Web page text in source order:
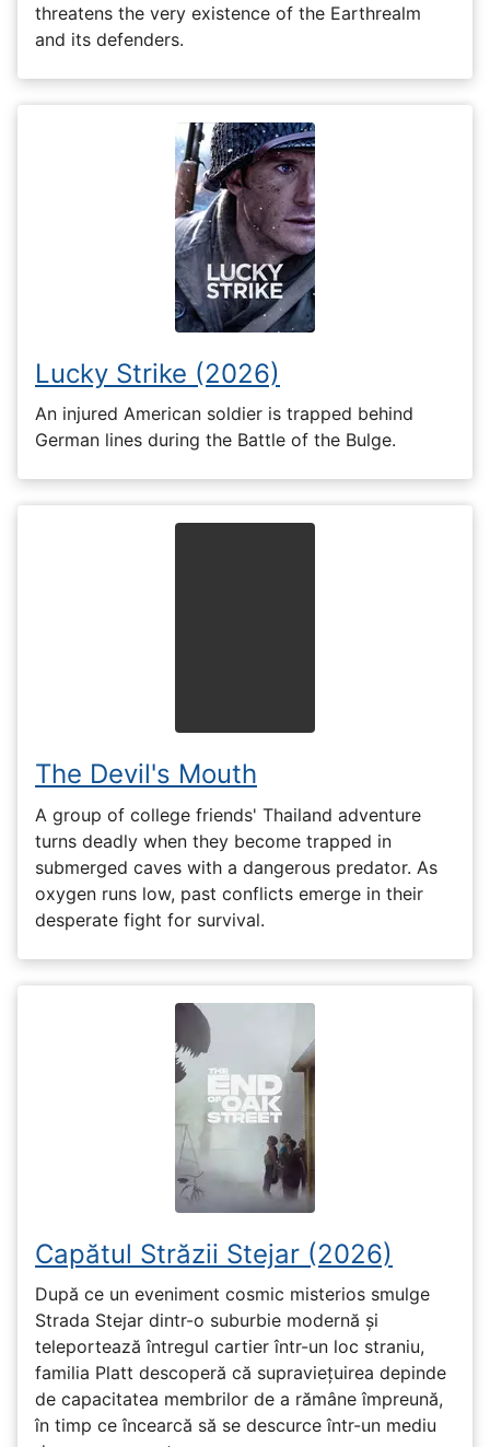
threatens the very existence of the Earthrealm
and its defenders.
Lucky Strike (2026)
An injured American soldier is trapped behind
German lines during the Battle of the Bulge.
The Devil's Mouth
A group of college friends' Thailand adventure
turns deadly when they become trapped in
submerged caves with a dangerous predator. As
oxygen runs low, past conflicts emerge in their
desperate fight for survival.
Capătul Străzii Stejar (2026)
După ce un eveniment cosmic misterios smulge
Strada Stejar dintr-o suburbie modernă și
teleportează întregul cartier într-un loc straniu,
familia Platt descoperă că supraviețuirea depinde
de capacitatea membrilor de a rămâne împreună,
în timp ce încearcă să se descurce într-un mediu